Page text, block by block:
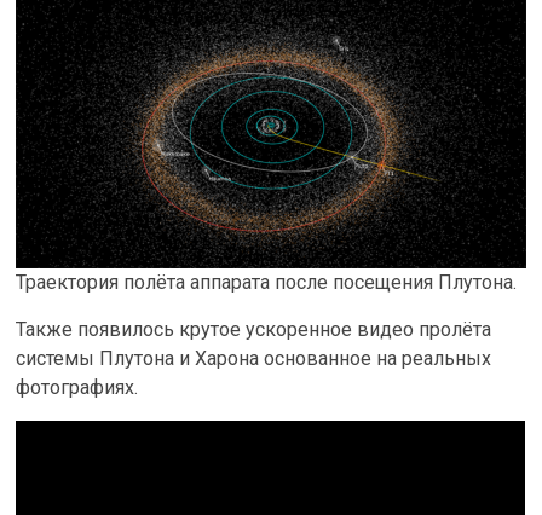
Траектория полёта аппарата после посещения Плутона.
Также появилось крутое ускоренное видео пролёта
системы Плутона и Харона основанное на реальных
фотографиях.